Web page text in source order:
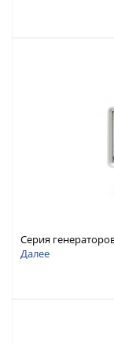
Серия
стандартных
Далее